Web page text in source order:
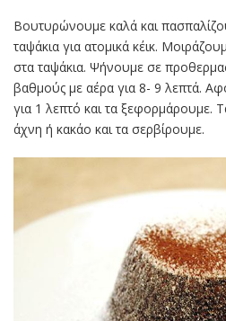
Βουτυρώνουμε καλά και
ταψάκια για ατομικά κέικ.
στα ταψάκια. Ψήνουμε σε
βαθμούς με αέρα για 8- 9 λεπτά.
για 1 λεπτό και τα ξεφορμάρουμε.
άχνη ή κακάο και τα σερβίρουμε.